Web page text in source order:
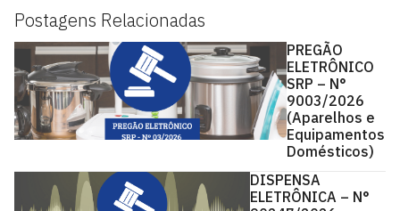
Postagens Relacionadas
PREGÃO
ELETRÔNICO
SRP – N°
9003/2026
(Aparelhos e
Equipamentos
Domésticos)
DISPENSA
ELETRÔNICA – N°